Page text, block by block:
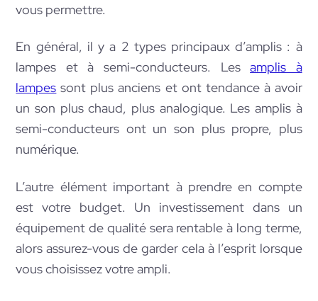
vous permettre.
En général, il y a 2 types principaux d’amplis : à
lampes et à semi-conducteurs. Lesamplis à
lampes sont plus anciens et ont tendance à avoir
un son plus chaud, plus analogique. Les amplis à
semi-conducteurs ont un son plus propre, plus
numérique.
L’autre élément important à prendre en compte
est votre budget. Un investissement dans un
équipement de qualité sera rentable à long terme,
alors assurez-vous de garder cela à l’esprit lorsque
vous choisissez votre ampli.